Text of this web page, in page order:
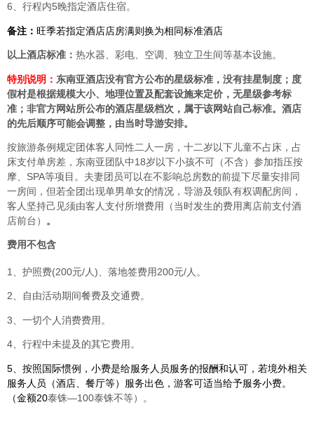
6、行程内5晚指定酒店住宿。
备注： 旺季若指定酒店店房满则换为相同标准酒店
以上酒店标准： 热水器、彩电、空调、独立卫生间等基本设施。
特别说明： 东南亚酒店没有官方公布的星级标准，没有挂星制度；度
假村是根据规模大小、地理位置及配套设施来定价，无星级参考标
准；非官方网站所公布的酒店星级档次，属于该网站自己标准。酒店
的先后顺序可能会调整，由当时导游安排。
按旅游条例规定团体客人同性二人一房，十二岁以下儿童不占床，占
床支付单房差，东南亚团队中18岁以下小孩不可（不含）参加指压按
摩、SPA等项目。夫妻团员可以在不影响总房数的前提下尽量安排同
一房间，但若全团出现单男单女的情况，导游及领队有权调配房间，
客人坚持己见须由客人支付所增费用（当时发生的费用离店前支付酒
店前台） 。
费用不包含
1、护照费(200元/人)、落地签费用200元/人。
2、自由活动期间餐费及交通费。
3、一切个人消费费用。
4、行程中未提及的其它费用。
5
按照国际惯例，小费是给服务人员服务的报酬和认可，若境外相关
服务人员（酒店、餐厅等）服务出色，游客可适当给予服务小费。
（金额20泰铢—100泰铢不等）。